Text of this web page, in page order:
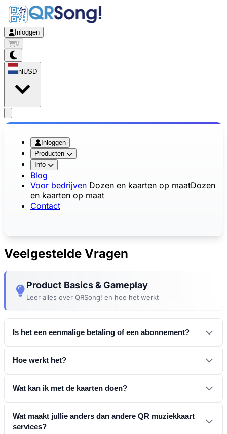
Inloggen
0
nl USD
Inloggen
Producten
Info
Blog
Voor bedrijven Dozen en kaarten op maatDozen
en kaarten op maat
Contact
Veelgestelde Vragen
Product Basics & Gameplay
Leer alles over QRSong! en hoe het werkt
Is het een eenmalige betaling of een abonnement?
Hoe werkt het?
Wat kan ik met de kaarten doen?
Wat maakt jullie anders dan andere QR muziekkaart
services?